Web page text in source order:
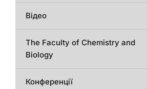
Відео
The Faculty of Chemistry and
Biology
Конференції